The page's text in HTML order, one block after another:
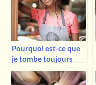
Pourquoi est-ce que
je tombe toujours
malade alors que
d’autres restent en